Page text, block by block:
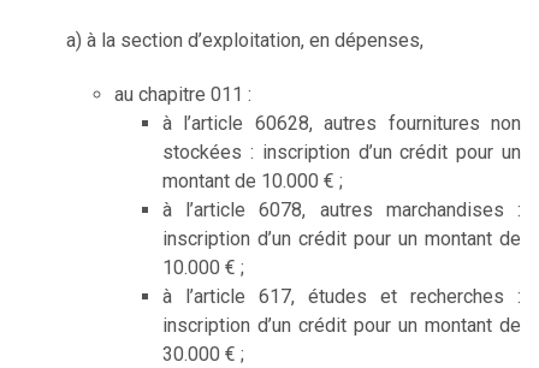
a) à la section d’exploitation, en dépenses,
au chapitre 011 :
à l’article 60628, autres fournitures non
stockées : inscription d’un crédit pour un
montant de 10.000 € ;
à l’article 6078, autres marchandises :
inscription d’un crédit pour un montant de
10.000 € ;
à l’article 617, études et recherches :
inscription d’un crédit pour un montant de
30.000 € ;